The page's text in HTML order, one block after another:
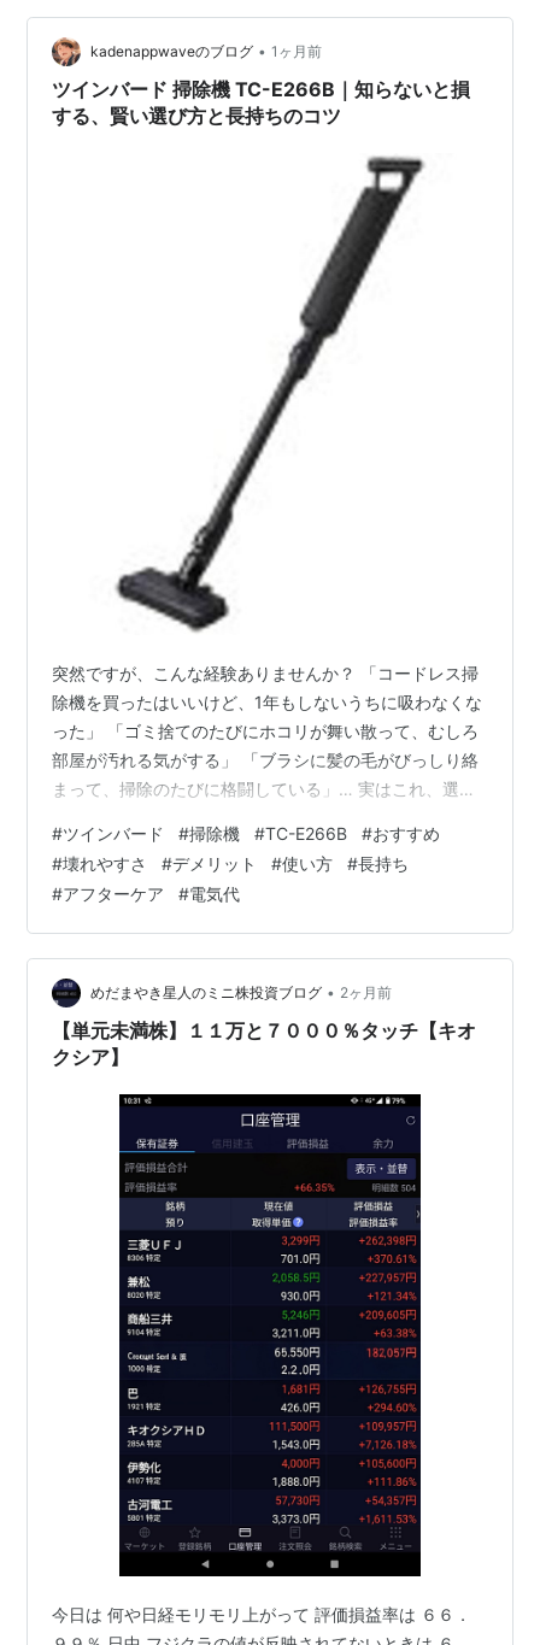
kadenappwaveのブログ • 1ヶ月前
ツインバード 掃除機 TC-E266B｜知らないと損
する、賢い選び方と長持ちのコツ
突然ですが、こんな経験ありませんか？ 「コードレス掃
除機を買ったはいいけど、1年もしないうちに吸わなくな
った」 「ゴミ捨てのたびにホコリが舞い散って、むしろ
部屋が汚れる気がする」 「ブラシに髪の毛がびっしり絡
まって、掃除のたびに格闘している」… 実はこれ、選び
防げることなんです。 今回はツインバードのコードレス
スティック型クリーナー TC-E266B を徹底解説しなが
ら、購入前に絶対知っておきたいポイントをお伝えしま
す。 読み終わった頃には「買ってよかった」と言える確
率がぐっと上がるはずです。 ツインバード TWINBIRD コ
ードレススティッ…
#ツインバード #掃除機 #TC-E266B #おすすめ
#壊れやすさ #デメリット #使い方 #長持ち
#アフターケア #電気代
めだまやき星人のミニ株投資ブログ • 2ヶ月前
【単元未満株】１１万と７０００％タッチ【キオ
クシア】
今日は 何や日経モリモリ上がって 評価損益率は ６６．